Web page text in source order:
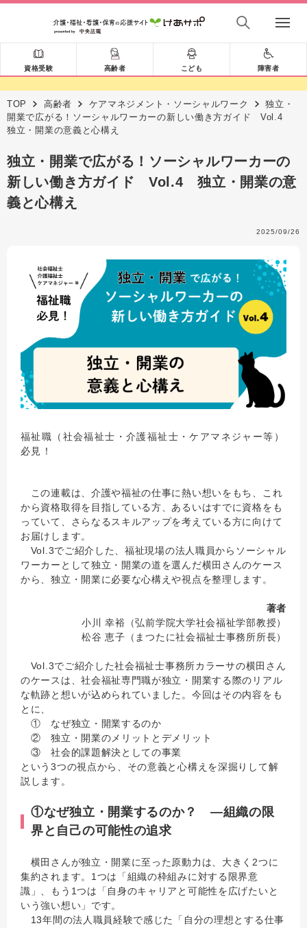
資格受験 高齢者 こども 障害者
TOP 高齢者 ケアマネジメント・ソーシャルワーク
独立・
開業で広がる！ソーシャルワーカーの新しい働き方ガイド Vol.4
独立・開業の意義と心構え
独立・開業で広がる！ソーシャルワーカーの
新しい働き方ガイド Vol.4 独立・開業の意
義と心構え
2025/09/26
福祉職（社会福祉士・介護福祉士・ケアマネジャー等）
必見！
この連載は、介護や福祉の仕事に熱い想いをもち、これ
から資格取得を目指している方、あるいはすでに資格をも
っていて、さらなるスキルアップを考えている方に向けて
お届けします。
Vol.3でご紹介した、福祉現場の法人職員からソーシャル
ワーカーとして独立・開業の道を選んだ横田さんのケース
から、独立・開業に必要な心構えや視点を整理します。
著者
小川 幸裕（弘前学院大学社会福祉学部教授）
松谷 恵子（まつたに社会福祉士事務所所長）
Vol.3でご紹介した社会福祉士事務所カラーサの横田さん
のケースは、社会福祉専門職が独立・開業する際のリアル
な軌跡と想いが込められていました。今回はその内容をも
とに、
① なぜ独立・開業するのか
② 独立・開業のメリットとデメリット
③ 社会的課題解決としての事業
という3つの視点から、その意義と心構えを深掘りして解
説します。
①なぜ独立・開業するのか？ ―組織の限
界と自己の可能性の追求
横田さんが独立・開業に至った原動力は、大きく2つに
集約されます。1つは「組織の枠組みに対する限界意
識」、もう1つは「自身のキャリアと可能性を広げたいと
いう強い想い」です。
13年間の法人職員経験で感じた「自分の理想とする仕事